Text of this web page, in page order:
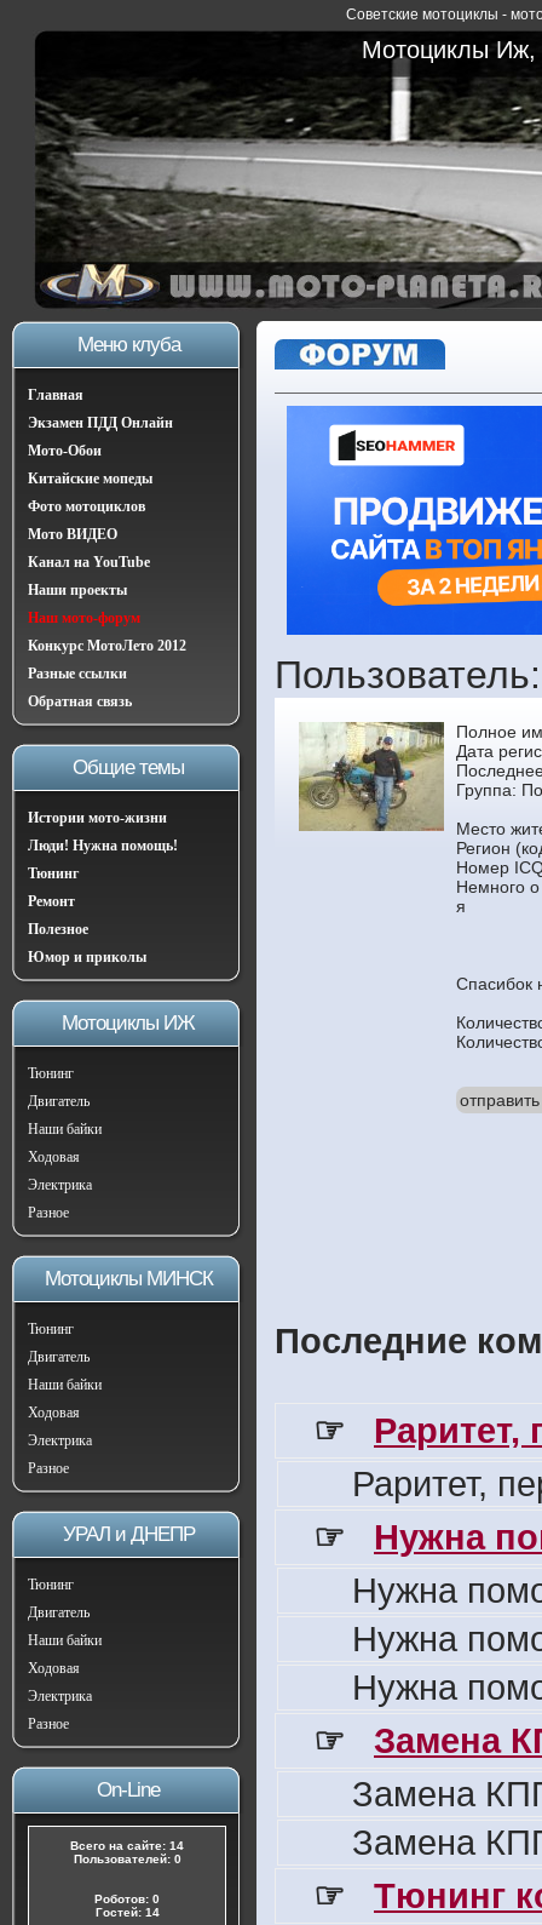
Советские мотоциклы -
Мотоциклы Иж,
Меню клуба
Главная
Экзамен ПДД Онлайн
Мото-Обои
Китайские мопеды
Фото мотоциклов
Мото ВИДЕО
Канал на YouTube
Наши проекты
Наш мото-форум
Конкурс МотоЛето 2012
Разные ссылки
Обратная связь
Общие темы
Истории мото-жизни
Люди! Нужна помощь!
Тюнинг
Ремонт
Полезное
Юмор и приколы
Мотоциклы ИЖ
Тюнинг
Двигатель
Наши байки
Ходовая
Электрика
Разное
Мотоциклы МИНСК
Тюнинг
Двигатель
Наши байки
Ходовая
Электрика
Разное
УРАЛ и ДНЕПР
Тюнинг
Двигатель
Наши байки
Ходовая
Электрика
Разное
On-Line
Всего на сайте: 14
Пользователей: 0
Роботов: 0
Гостей: 14
Полное
Дата
Группа:
Место
Регион
Номер
Немного
я
Спасибок
Последние
☞
Раритет,
Раритет,
☞
Нужна
Нужна
Нужна
Нужна
☞
Замена
Замена
Замена
☞
Тюнинг